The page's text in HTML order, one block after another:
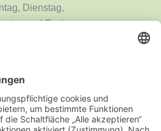
Dienstag,
und Freitag
9 - 14 Uhr